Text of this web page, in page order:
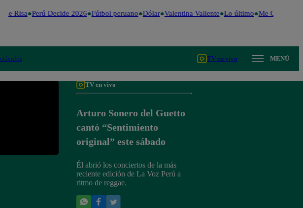
de Risa Perú Decide 2026 Fútbol peruano Dólar Valentina Valiente Lo último Me Caigo de
TV en vivo MENÚ
TV en vivo
Arturo Sonero del Guetto
cantó “Sentimiento
original” este sábado
Él abrió los conciertos de la más
reciente edición de La Voz Perú a
ritmo de reggae.